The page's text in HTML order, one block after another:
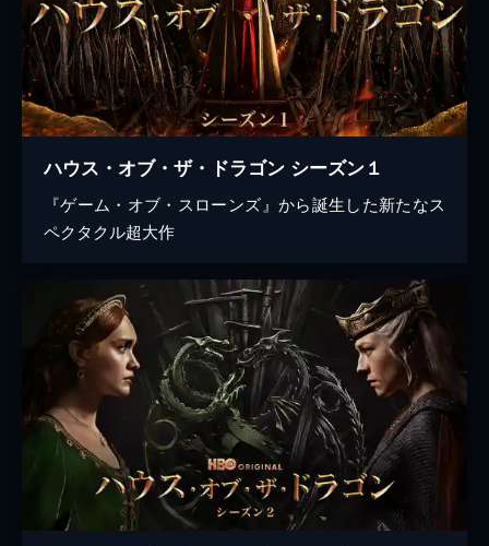
ハウス・オブ・ザ・ドラゴン シーズン１
『ゲーム・オブ・スローンズ』から誕生した新たなス
ペクタクル超大作